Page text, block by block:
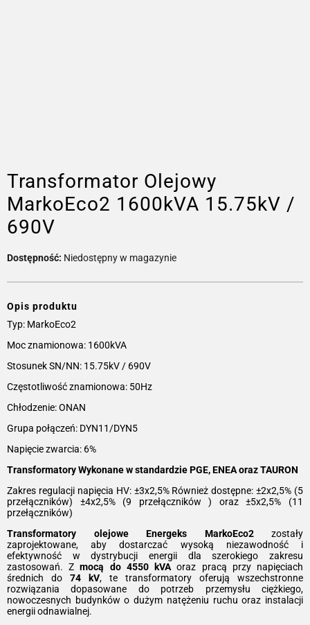
Transformator Olejowy
MarkoEco2 1600kVA 15.75kV /
690V
Dostępność: Niedostępny w magazynie
Opis produktu
Typ: MarkoEco2
Moc znamionowa: 1600kVA
Stosunek SN/NN: 15.75kV / 690V
Częstotliwość znamionowa: 50Hz
Chłodzenie: ONAN
Grupa połączeń: DYN11/DYN5
Napięcie zwarcia: 6%
Transformatory Wykonane w standardzie PGE, ENEA oraz TAURON
Zakres regulacji napięcia HV: ±3x2,5% Również dostępne: ±2x2,5% (5
przełączników) ±4x2,5% (9 przełączników ) oraz ±5x2,5% (11
przełączników)
Transformatory olejowe Energeks MarkoEco2zostały
zaprojektowane, aby dostarczać wysoką niezawodność i
efektywność w dystrybucji energii dla szerokiego zakresu
zastosowań. Zmocą do 4550 kVA oraz pracą przy napięciach
średnich do 74 kV, te transformatory oferują wszechstronne
rozwiązania dopasowane do potrzeb przemysłu ciężkiego,
nowoczesnych budynków o dużym natężeniu ruchu oraz instalacji
energii odnawialnej.